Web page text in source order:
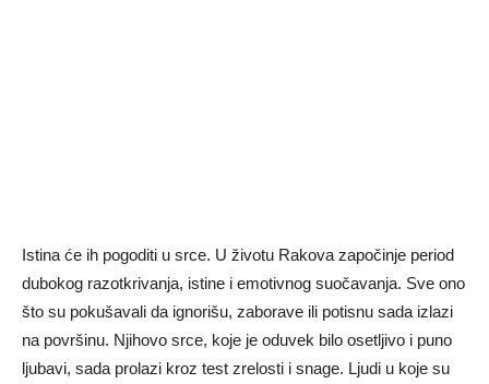
Istina će ih pogoditi u srce. U životu Rakova započinje period
dubokog razotkrivanja, istine i emotivnog suočavanja. Sve ono
što su pokušavali da ignorišu, zaborave ili potisnu sada izlazi
na površinu. Njihovo srce, koje je oduvek bilo osetljivo i puno
ljubavi, sada prolazi kroz test zrelosti i snage. Ljudi u koje su